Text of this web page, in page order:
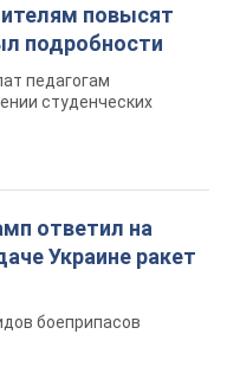
повысят
подробности
педагогам
студенческих
ответил на
Украине ракет
боеприпасов